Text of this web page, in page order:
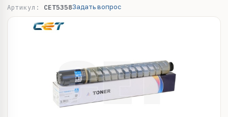
Артикул: CET5358Задать вопрос